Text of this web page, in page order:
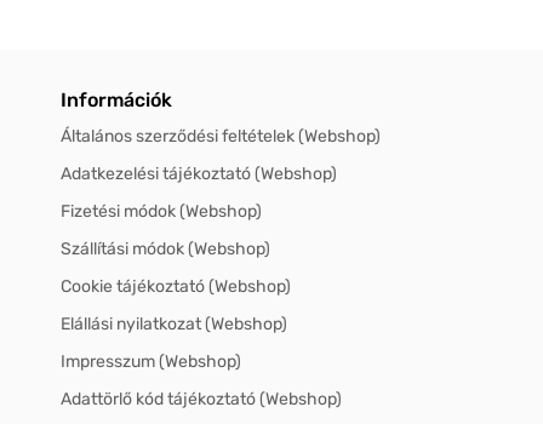
Információk
Általános szerződési feltételek (Webshop)
Adatkezelési tájékoztató (Webshop)
Fizetési módok (Webshop)
Szállítási módok (Webshop)
Cookie tájékoztató (Webshop)
Elállási nyilatkozat (Webshop)
Impresszum (Webshop)
Adattörlő kód tájékoztató (Webshop)